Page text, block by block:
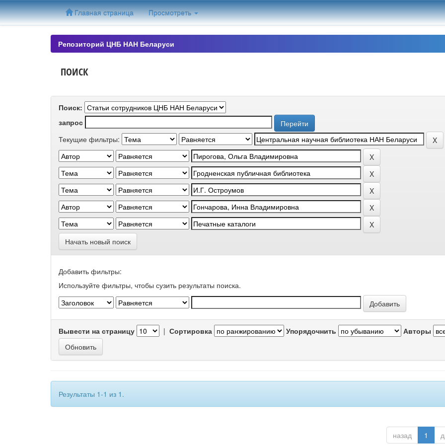
Skip
navigation
Главная страница Просмотреть
Репозиторий ЦНБ НАН Беларуси
ПОИСК
Поиск:
запрос
Текущие фильтры:
Начать новый поиск
Добавить фильтры:
Используйте фильтры, чтобы сузить результаты поиска.
Вывести на страницу | Сортировка Упорядочнить Авторы
Результаты 1-1 из 1.
назад 1